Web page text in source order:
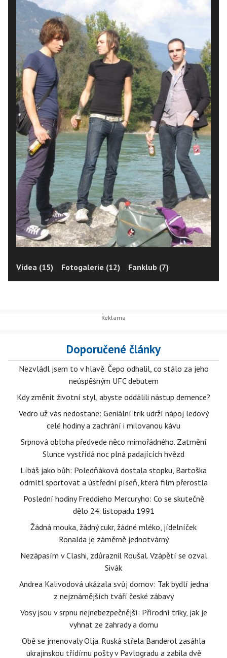
Videa (15) Fotogalerie (12) Fanklub (7)
Doporučené články
Nezvládl jsem to v hlavě. Čepo odhalil, co stálo za jeho
neúspěšným UFC debutem
Kdy změnit životní styl, abyste oddálili nástup demence?
Vedro už vás nedostane: Geniální trik udrží nápoj ledový
celé hodiny a zachrání i milovanou kávu
Srpnová obloha předvede něco mimořádného. Zatmění
Slunce vystřídá noc plná padajících hvězd
Líbáš jako bůh: Poledňáková dostala stopku, Bartoška
odmítl sportovat a ústřední píseň, která film přerostla
Poslední hodiny Freddieho Mercuryho: Co se skutečně
dělo 24. listopadu 1991
Žádná mouka, žádný cukr, žádné mléko, jídelníček
Ronalda je záměrně jednotvárný
Nezápasím v Clashi, zdůraznil Roušal. Vzápětí se ozval
Sivák
Andrea Kalivodová ukázala svůj domov: Tak bydlí jedna
z nejznámějších tváří české zábavy
Vosy jsou v srpnu nejnebezpečnější: Přírodní triky, jak je
vyhnat ze zahrady a domu
Obě se jmenovaly Olja. Ruská střela Banderol zasáhla
ukrajinskou třídírnu pošty v Pavlogradu a zabila dvě